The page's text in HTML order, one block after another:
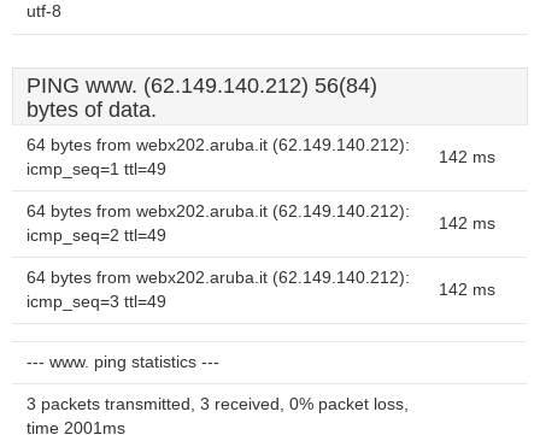
utf-8
PING www. (62.149.140.212) 56(84)
bytes of data.
64 bytes from webx202.aruba.it (62.149.140.212):
icmp_seq=1 ttl=49
142 ms
64 bytes from webx202.aruba.it (62.149.140.212):
icmp_seq=2 ttl=49
142 ms
64 bytes from webx202.aruba.it (62.149.140.212):
icmp_seq=3 ttl=49
142 ms
--- www. ping statistics ---
3 packets transmitted, 3 received, 0% packet loss,
time 2001ms